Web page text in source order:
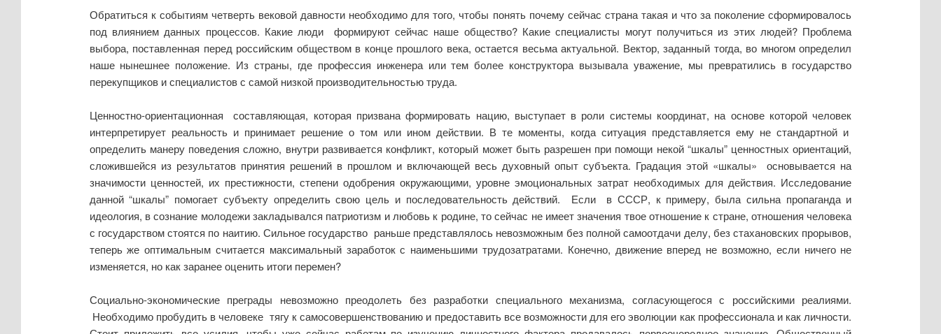
Обратиться к событиям четверть вековой давности необходимо для того, чтобы понять почему сейчас страна такая и что за поколение сформировалось
под влиянием данных процессов. Какие люди формируют сейчас наше общество? Какие специалисты могут получиться из этих людей? Проблема
выбора, поставленная перед российским обществом в конце прошлого века, остается весьма актуальной. Вектор, заданный тогда, во многом определил
наше нынешнее положение. Из страны, где профессия инженера или тем более конструктора вызывала уважение, мы превратились в государство
перекупщиков и специалистов с самой низкой производительностью труда.
Ценностно-ориентационная составляющая, которая призвана формировать нацию, выступает в роли системы координат, на основе которой человек
интерпретирует реальность и принимает решение о том или ином действии. В те моменты, когда ситуация представляется ему не стандартной и
определить манеру поведения сложно, внутри развивается конфликт, который может быть разрешен при помощи некой “шкалы” ценностных ориентаций,
сложившейся из результатов принятия решений в прошлом и включающей весь духовный опыт субъекта. Градация этой «шкалы» основывается на
значимости ценностей, их престижности, степени одобрения окружающими, уровне эмоциональных затрат необходимых для действия. Исследование
данной “шкалы” помогает субъекту определить свою цель и последовательность действий. Если в СССР, к примеру, была сильна пропаганда и
идеология, в сознание молодежи закладывался патриотизм и любовь к родине, то сейчас не имеет значения твое отношение к стране, отношения человека
с государством стоятся по наитию. Сильное государство раньше представлялось невозможным без полной самоотдачи делу, без стахановских прорывов,
теперь же оптимальным считается максимальный заработок с наименьшими трудозатратами. Конечно, движение вперед не возможно, если ничего не
изменяется, но как заранее оценить итоги перемен?
Социально-экономические преграды невозможно преодолеть без разработки специального механизма, согласующегося с российскими реалиями.
Необходимо пробудить в человеке тягу к самосовершенствованию и предоставить все возможности для его эволюции как профессионала и как личности.